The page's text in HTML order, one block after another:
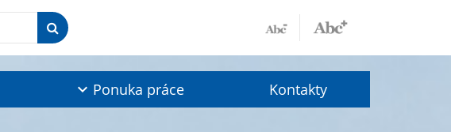
Ponuka práce Kontakty